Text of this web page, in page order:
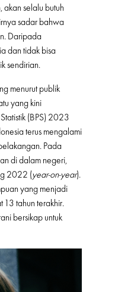
akan selalu butuh
sadar bahwa
Daripada
dan tidak bisa
sendirian.
menurut publik
yang kini
(BPS) 2023
terus mengalami
Pada
di dalam negeri,
2022 (year-on-year).
yang menjadi
13 tahun terakhir.
bersikap untuk